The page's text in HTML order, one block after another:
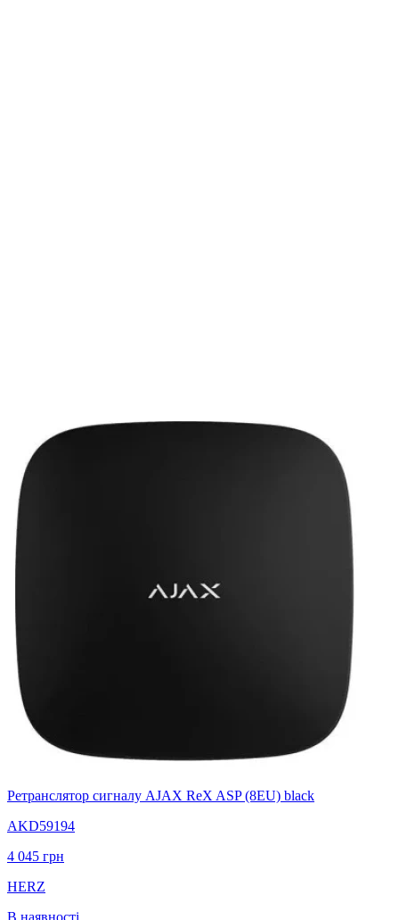
Ретранслятор сигналу AJAX ReX ASP (8EU) black
AKD59194
4 045 грн
HERZ
В наявності